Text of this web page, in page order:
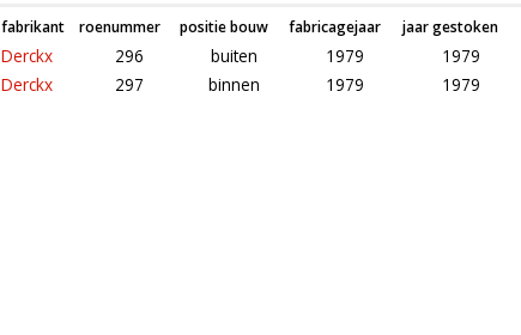
fabrikant roenummer positie bouw fabricagejaar jaar gestoken
Derckx 296 buiten 1979
1979
Derckx
297 binnen 1979 1979